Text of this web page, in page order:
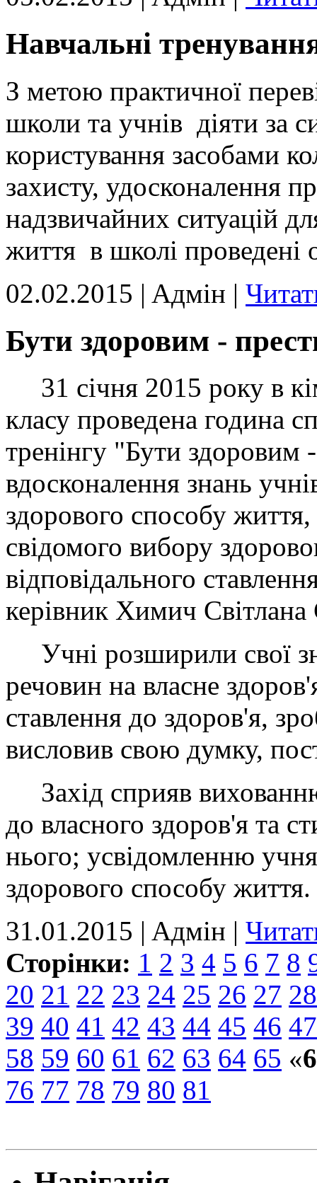
Навчальні
З метою практичної
школи та учнів діяти за
користування засобами
захисту, удосконалення
надзвичайних ситуацій
життя в школі проведені
02.02.2015 | Aдмін |
Бути здоровим -
31 січня 2015 року в
класу проведена година
тренінгу "Бути
вдосконалення знань
здорового способу
свідомого вибору
відповідального
керівник Химич Світлана
Учні розширили свої
речовин на власне
ставлення до здоров'я,
висловив свою думку,
Захід сприяв
до власного здоров'я та
нього; усвідомленню
здорового способу життя.
31.01.2015 | Aдмін |
Сторінки: 1 2 3 4 5 6 7 8
20 21 22 23 24 25 26 27 28
39 40 41 42 43 44 45 46 47
58 59 60 61 62 63 64 65 «
76 77 78 79 80 81